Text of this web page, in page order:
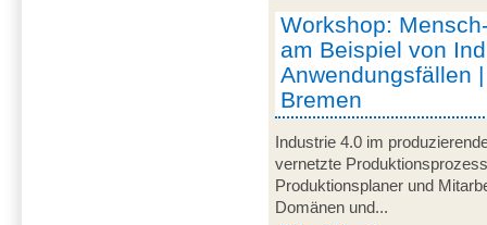
Workshop:
am Beispiel von
Anwendungsfällen
Bremen
Industrie 4.0 im
vernetzte
Produktionsplaner und
Domänen und...